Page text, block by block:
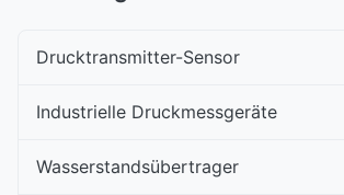
Drucktransmitter-Sensor
Industrielle Druckmessgeräte
Wasserstandsübertrager